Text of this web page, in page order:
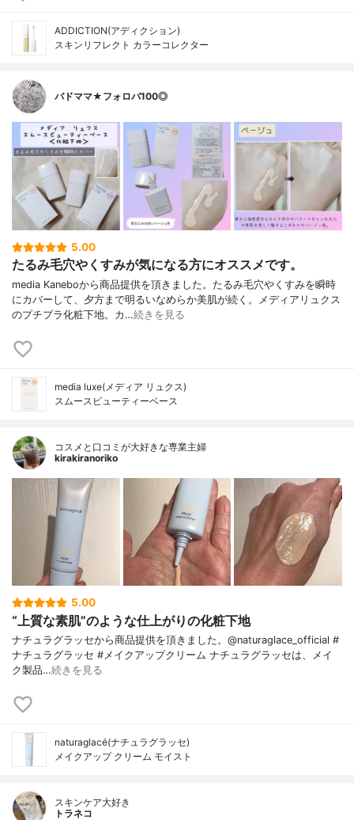
ADDICTION(アディクション)
スキンリフレクト カラーコレクター
バドママ★フォロバ100◎
5.00
たるみ毛穴やくすみが気になる方にオススメです。
media Kaneboから商品提供を頂きました。たるみ毛穴やくすみを瞬時
にカバーして、夕方まで明るいなめらか美肌が続く。メディアリュクス
のプチプラ化粧下地。カ…続きを見る
media luxe(メディア リュクス)
スムースビューティーベース
コスメと口コミが大好きな専業主婦
kirakiranoriko
5.00
“上質な素肌”のような仕上がりの化粧下地
ナチュラグラッセから商品提供を頂きました。@naturaglace_official #
ナチュラグラッセ #メイクアップクリーム ナチュラグラッセは、メイ
ク製品…続きを見る
naturaglacé(ナチュラグラッセ)
メイクアップ クリーム モイスト
スキンケア大好き
トラネコ